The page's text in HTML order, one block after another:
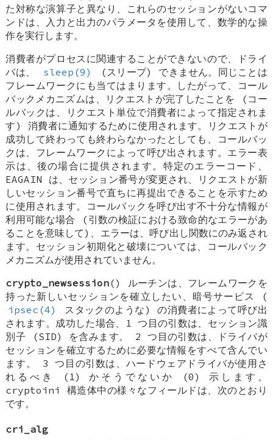
た対称な演算子と異なり、これらのセッションがないコマ
ンドは、入力と出力のパラメータを使用して、数学的な操
作を実行します。
消費者がプロセスに関連することができないので、ドライ
バは、
sleep(9)
(スリープ) できません。同じことは
フレームワークにも当てはまります。したがって、コール
バックメカニズムは、リクエストが完了したことを (コー
ルバックは、リクエスト単位で消費者によって指定されま
す) 消費者に通知するために使用されます。リクエストが
成功して終わっても終わらなかったとしても、コールバッ
クは、フレームワークによって呼び出されます。エラー表
示は、後の場合に提供されます。特定のエラーコード、
EAGAIN は、セッション番号が変更され、リクエストが新
しいセッション番号で直ちに再提出できることを示すため
に使用されます。コールバックを呼び出す不十分な情報が
利用可能な場合 (引数の検証における致命的なエラーがあ
ることを意味して)、エラーは、呼び出し関数にのみ返され
ます。セッション初期化と破壊については、コールバック
メカニズムが使用されていません。
crypto_newsession() ルーチンは、フレームワークを
持った新しいセッションを確立したい、暗号サービス (
ipsec(4)
スタックのような) の消費者によって呼び出
されます。成功した場合、1 つ目の引数は、セッション識
別子 (SID) を含みます。 2 つ目の引数は、ドライバが
セッションを確立するために必要な情報をすべて含んでい
ます。 3 つ目の引数は、ハードウェアドライバが使用さ
れるべき (1) かそうでないか (0) 示します。
cryptoini
構造体中の様々なフィールドは、次のとおり
です。
cri_alg